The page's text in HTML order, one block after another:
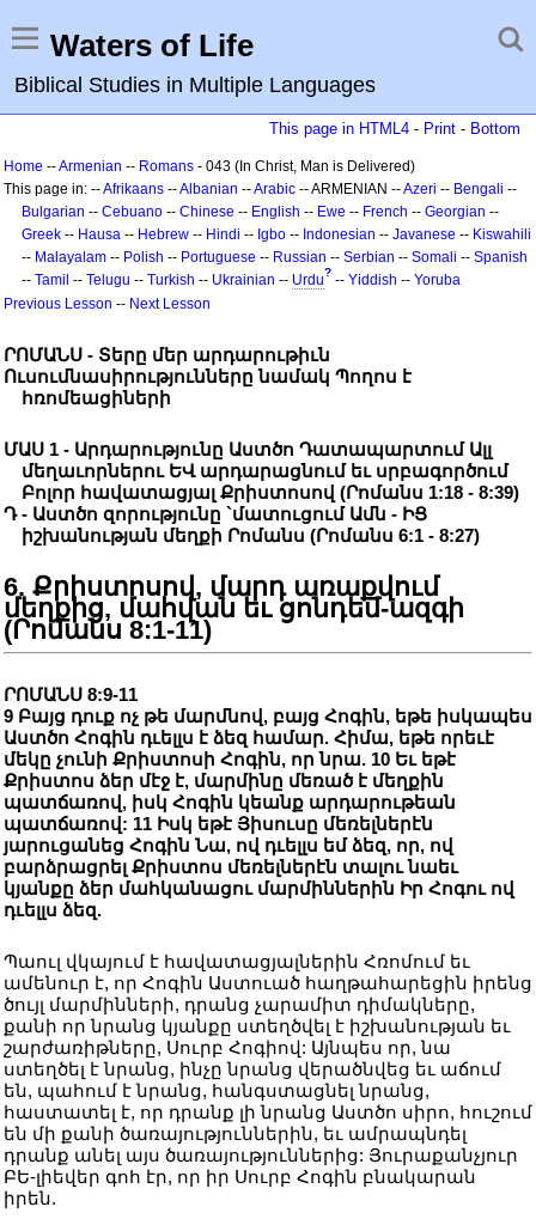
Waters of Life
Biblical Studies in Multiple Languages
This page in HTML4 - Print - Bottom
Home --Armenian -- Romans - 043 (In Christ, Man is Delivered)
This page in: --Afrikaans --Albanian --Arabic -- ARMENIAN --Azeri -- Bengali --
Bulgarian -- Cebuano -- Chinese -- English -- Ewe -- French -- Georgian --
Greek -- Hausa -- Hebrew -- Hindi -- Igbo -- Indonesian -- Javanese -- Kiswahili
-- Malayalam -- Polish -- Portuguese -- Russian -- Serbian -- Somali -- Spanish
-- Tamil -- Telugu -- Turkish -- Ukrainian -- Urdu? -- Yiddish -- Yoruba
Previous Lesson -- Next Lesson
ՐՈՄԱՆՍ - Տերը մեր արդարութիւն
Ուսումնասիրությունները նամակ Պողոս է
հռոմեացիների
ՄԱՍ 1 - Արդարությունը Աստծո Դատապարտում Ալլ
մեղաւորներու ԵՎ արդարացնում եւ սրբագործում
Բոլոր հավատացյալ Քրիստոսով (Րոմանս 1:18 - 8:39)
Դ - Աստծո զորությունը `մատուցում Ամն - ԻՑ
իշխանության մեղքի Րոմանս (Րոմանս 6:1 - 8:27)
6. Քրիստոսով, մարդ առաքվում
մեղքից, մահվան եւ ցոնդեմ-ազգի
(Րոմանս 8:1-11)
ՐՈՄԱՆՍ 8:9-11
9 Բայց դուք ոչ թե մարմնով, բայց Հոգին, եթե իսկապես
Աստծո Հոգին դւելլս է ձեզ համար. Հիմա, եթե որեւէ
մեկը չունի Քրիստոսի Հոգին, որ նրա. 10 Եւ եթէ
Քրիստոս ձեր մէջ է, մարմինը մեռած է մեղքին
պատճառով, իսկ Հոգին կեանք արդարութեան
պատճառով: 11 Իսկ եթէ Յիսուսը մեռելներէն
յարուցանեց Հոգին Նա, ով դւելլս եմ ձեզ, որ, ով
բարձրացրել Քրիստոս մեռելներէն տալու նաեւ
կյանքը ձեր մահկանացու մարմիններին Իր Հոգու ով
դւելլս ձեզ.
Պաուլ վկայում է հավատացյալներին Հռոմում եւ
ամենուր է, որ Հոգին Աստուած հաղթահարեցին իրենց
ծույլ մարմինների, դրանց չարամիտ դիմակները,
քանի որ նրանց կյանքը ստեղծվել է իշխանության եւ
շարժառիթները, Սուրբ Հոգիով: Այնպես որ, նա
ստեղծել է նրանց, ինչը նրանց վերածնվեց եւ աճում
են, պահում է նրանց, հանգստացնել նրանց,
հաստատել է, որ դրանք լի նրանց Աստծո սիրո, հուշում
են մի քանի ծառայություններին, եւ ամրապնդել
դրանք անել այս ծառայություններից: Յուրաքանչյուր
ԲԵ-լիեվեր գոհ էր, որ իր Սուրբ Հոգին բնակարան
իրեն.